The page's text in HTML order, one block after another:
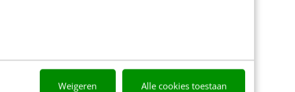
Weigeren Alle cookies toestaan